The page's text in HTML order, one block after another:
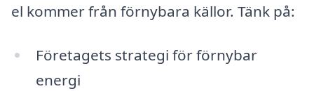
el kommer från förnybara källor. Tänk på:
Företagets strategi för förnybar
energi